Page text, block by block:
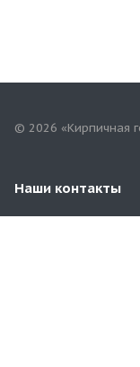
© 2026 «Кирпичная
Наши контакты
8(8422)98-53-